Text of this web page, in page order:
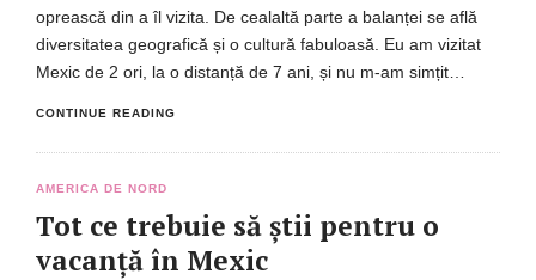
oprească din a îl vizita. De cealaltă parte a balanței se află
diversitatea geografică și o cultură fabuloasă. Eu am vizitat
Mexic de 2 ori, la o distanță de 7 ani, și nu m-am simțit…
CONTINUE READING
AMERICA DE NORD
Tot ce trebuie să știi pentru o
vacanță în Mexic